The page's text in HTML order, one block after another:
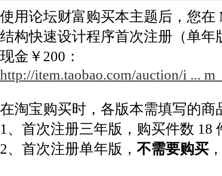
使用论坛财富购买本主题后，您在
结构快速设计程序首次注册（单
现金￥200：
http://item.taobao.com/auction/i ...
在淘宝购买时，各版本需填写的商
1、首次注册三年版，购买件数 18
2、首次注册单年版， 不需要购买